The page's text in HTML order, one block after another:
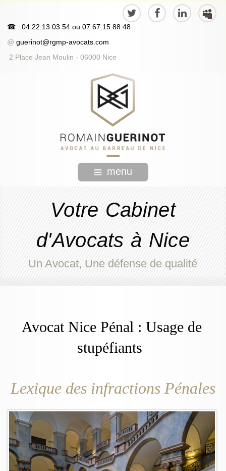
☎ : 04.22.13.03.54 ou 07.67.15.88.48
@ guerinot@rgmp-avocats.com
2 Place Jean Moulin - 06000 Nice
menu
Votre Cabinet
d'Avocats à Nice
Un Avocat, Une défense de qualité
Avocat Nice Pénal : Usage de
stupéfiants
Lexique des infractions Pénales